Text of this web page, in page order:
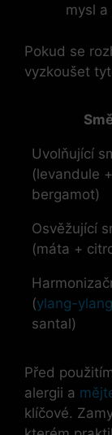
mysl a
Pokud se
vyzkoušet
Uvolňující
(levandule +
bergamot)
Osvěžující
(máta +
(ylang-ylang
santal)
Před
alergii a
klíčové.